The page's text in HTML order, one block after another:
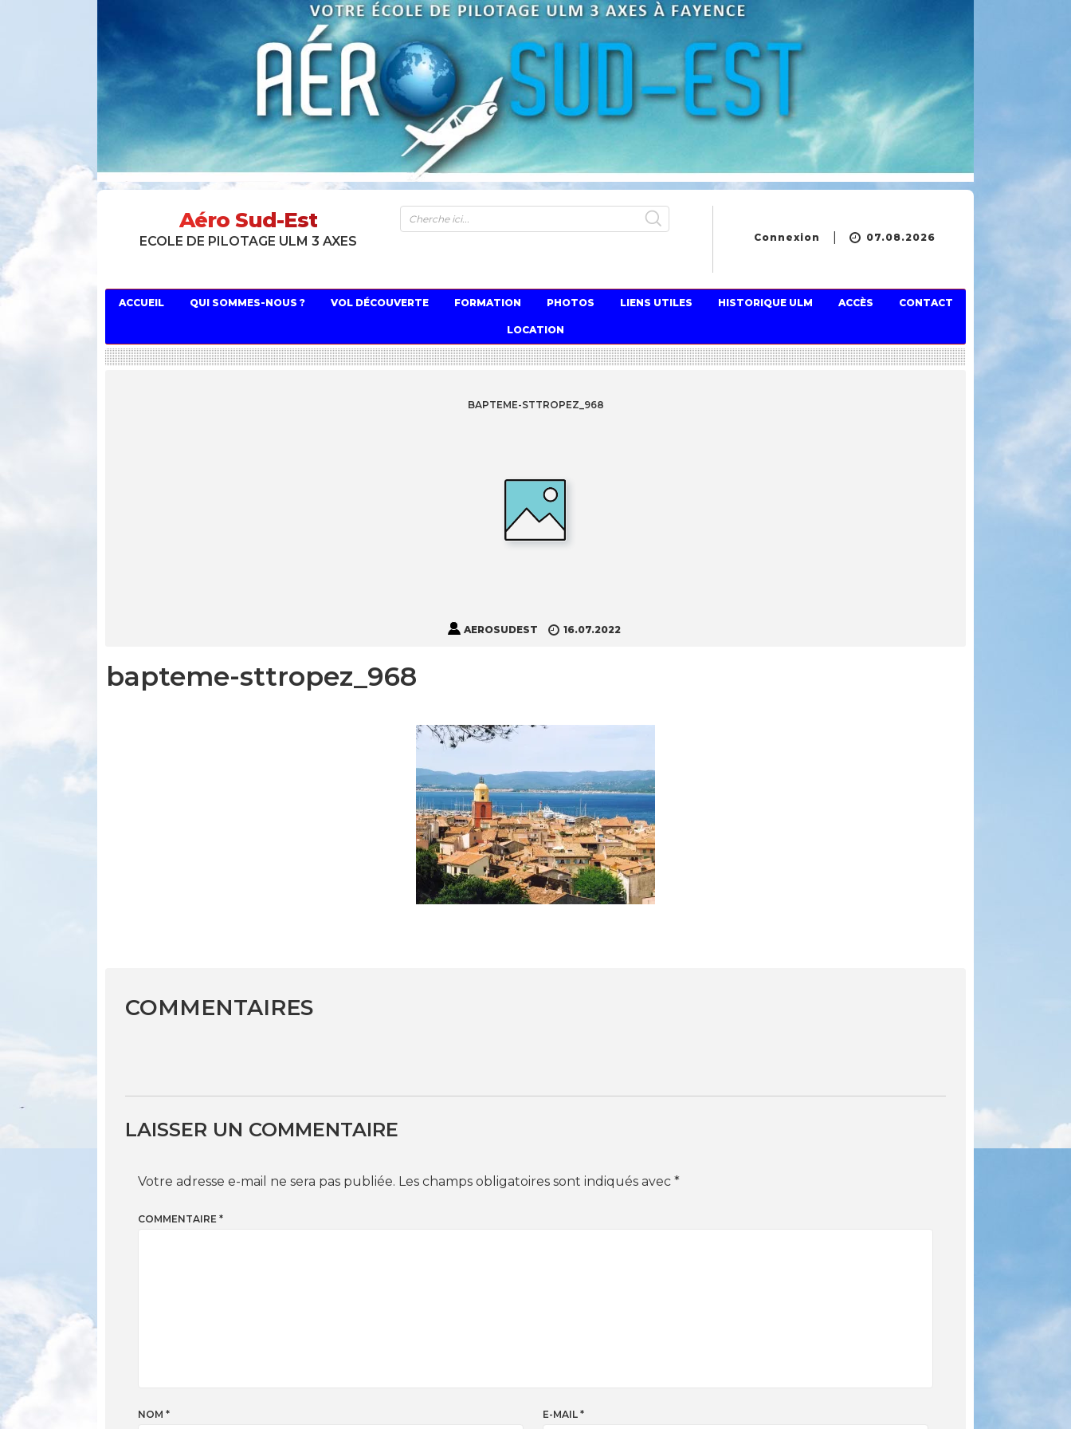
Aéro Sud-Est
ECOLE DE PILOTAGE ULM 3 AXES Connexion 07.08.2026
ACCUEIL QUI SOMMES-NOUS ? VOL DÉCOUVERTE FORMATION PHOTOS LIENS UTILES HISTORIQUE ULM ACCÈS CONTACT
LOCATION
BAPTEME-STTROPEZ_968
AEROSUDEST 16.07.2022
bapteme-sttropez_968
COMMENTAIRES
LAISSER UN COMMENTAIRE
Votre adresse e-mail ne sera pas publiée. Les champs obligatoires sont indiqués avec *
COMMENTAIRE *
NOM * E-MAIL*